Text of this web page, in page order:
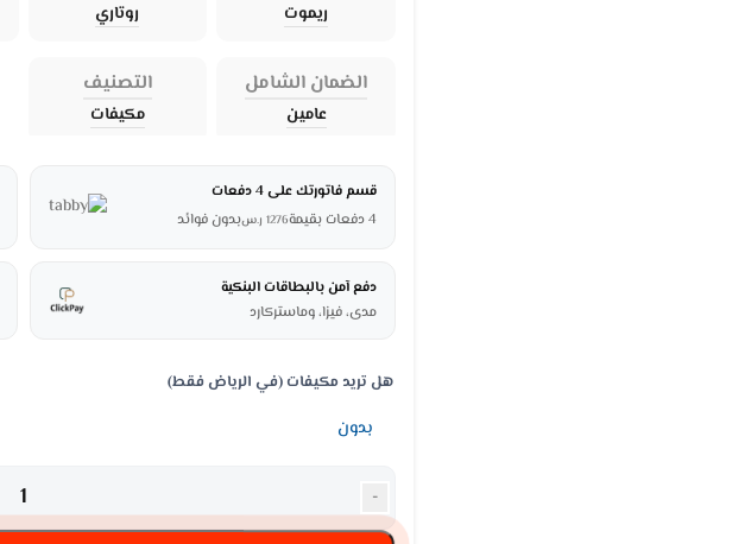
ريموت روتاري
الضمان الشامل
عامين
التصنيف
مكيفات
قسم فاتورتك على 4 دفعات
4 دفعات بقيمة
1276 ر.سبدون فوائد
دفع آمن بالبطاقات البنكية
مدى، فيزا، وماستركارد
هل تريد مكيفات (في الرياض فقط)
-